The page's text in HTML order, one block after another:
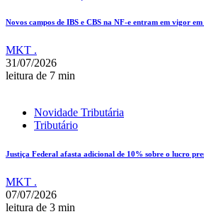
Novos campos de IBS e CBS na NF-e entram em vigor
MKT .
31/07/2026
leitura de 7 min
Novidade Tributária
Tributário
Justiça Federal afasta adicional de 10% sobre o lucro
MKT .
07/07/2026
leitura de 3 min